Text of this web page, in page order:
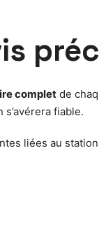
complet de
fiable.
liées au